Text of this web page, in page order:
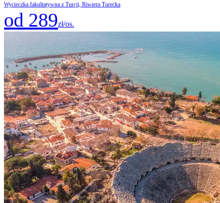
Wycieczka fakultatywna z Turcji, Riwiera Turecka
od 289zł/os.